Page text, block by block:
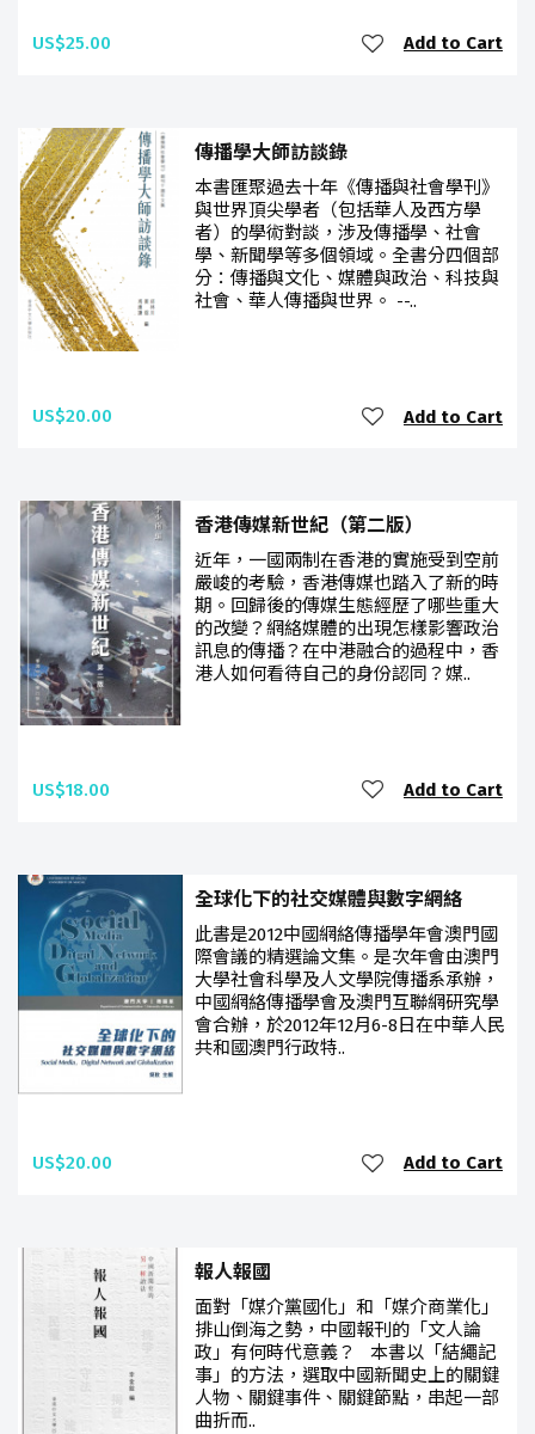
US$25.00 Add to Cart
傳播學大師訪談錄
本書匯聚過去十年《傳播與社會學刊》
與世界頂尖學者（包括華人及西方學
者）的學術對談，涉及傳播學、社會
學、新聞學等多個領域。全書分四個部
分：傳播與文化、媒體與政治、科技與
社會、華人傳播與世界。 --..
US$20.00 Add to Cart
香港傳媒新世紀（第二版）
近年，一國兩制在香港的實施受到空前
嚴峻的考驗，香港傳媒也踏入了新的時
期。回歸後的傳媒生態經歷了哪些重大
的改變？網絡媒體的出現怎樣影響政治
訊息的傳播？在中港融合的過程中，香
港人如何看待自己的身份認同？媒..
US$18.00 Add to Cart
全球化下的社交媒體與數字網絡
此書是2012中國網絡傳播學年會澳門國
際會議的精選論文集。是次年會由澳門
大學社會科學及人文學院傳播系承辦，
中國網絡傳播學會及澳門互聯網研究學
會合辦，於2012年12月6-8日在中華人民
共和國澳門行政特..
US$20.00 Add to Cart
報人報國
面對「媒介黨國化」和「媒介商業化」
排山倒海之勢，中國報刊的「文人論
政」有何時代意義？ 本書以「結繩記
事」的方法，選取中國新聞史上的關鍵
人物、關鍵事件、關鍵節點，串起一部
曲折而..